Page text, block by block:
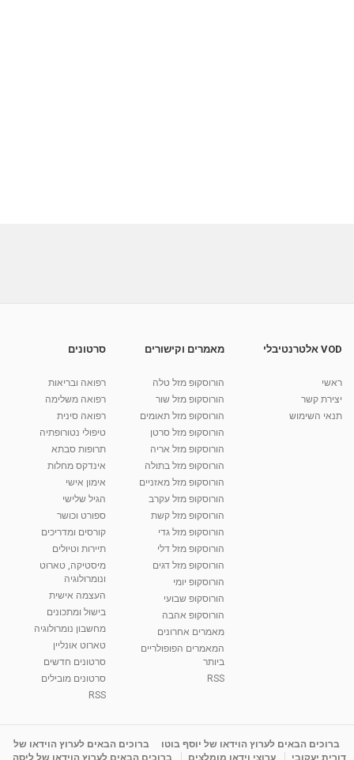
VOD אלטרנטיבלי
ראשי
יצירת קשר
תנאי השימוש
מאמרים וקישורים
הורוסקופ מזל טלה
הורוסקופ מזל שור
הורוסקופ מזל תאומים
הורוסקופ מזל סרטן
הורוסקופ מזל אריה
הורוסקופ מזל בתולה
הורוסקופ מזל מאזניים
הורוסקופ מזל עקרב
הורוסקופ מזל קשת
הורוסקופ מזל גדי
הורוסקופ מזל דלי
הורוסקופ מזל דגים
הורוסקופ יומי
הורוסקופ שבועי
הורוסקופ אהבה
מאמרים אחרונים
המאמרים הפופולריים
ביותר
RSS
סרטונים
רפואה ובריאות
רפואה משלימה
רפואה סינית
טיפולי נטורופתיה
תרופות סבתא
אינדקס מחלות
אימון אישי
הגיל שלישי
ספורט וכושר
קורסים ומדריכים
תיירות וטיולים
מיסטיקה, טארוט
ונומרולוגיה
העצמה אישית
בישול ומתכונים
מחשבון נומרולוגיה
טארוט אונליין
סרטונים חדשים
סרטונים מובילים
RSS
ברוכים הבאים לערוץ הוידאו של יוסף בוטו
ברוכים הבאים לערוץ הוידאו של